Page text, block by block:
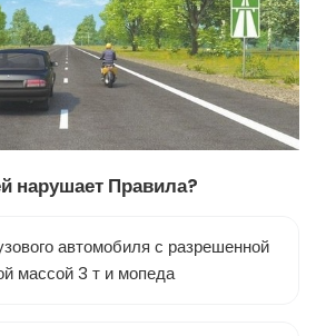
нарушает Правила?
автомобиля с разрешенной
массой 3 т и мопеда